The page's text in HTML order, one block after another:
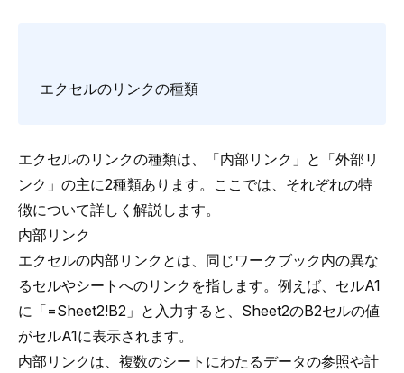
エクセルのリンクの種類
エクセルのリンクの種類は、「内部リンク」と「外部リ
ンク」の主に2種類あります。ここでは、それぞれの特
徴について詳しく解説します。
内部リンク
エクセルの内部リンクとは、同じワークブック内の異な
るセルやシートへのリンクを指します。例えば、セルA1
に「=Sheet2!B2」と入力すると、Sheet2のB2セルの値
がセルA1に表示されます。
内部リンクは、複数のシートにわたるデータの参照や計